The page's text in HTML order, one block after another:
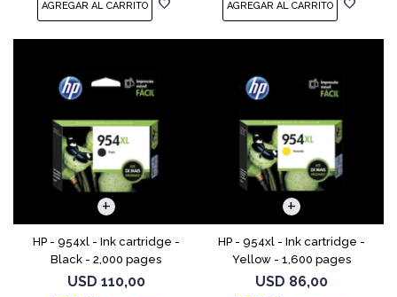
HP - 954xl - Ink cartridge -
Black - 2,000 pages
USD 110,00
HP - 954xl - Ink cartridge -
Yellow - 1,600 pages
USD 86,00